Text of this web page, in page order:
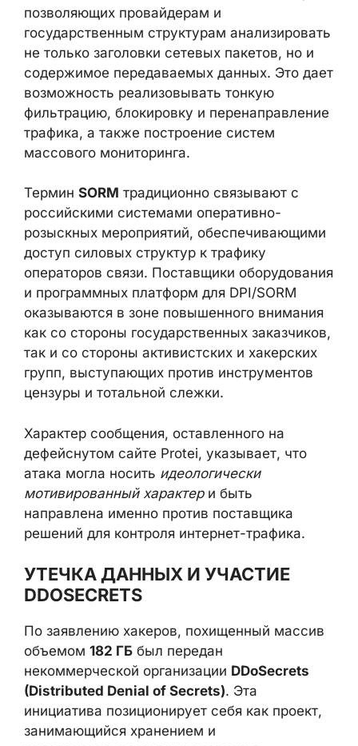
DPI (Deep Packet Inspection, глубокая
инспекция пакетов) — класс технологий,
позволяющих провайдерам и
государственным структурам
анализировать не только заголовки
сетевых пакетов, но и содержимое
передаваемых данных. Это дает
возможность реализовывать тонкую
перенаправление трафика, а также
построение систем массового
мониторинга.
ТерминSORMтрадиционно связывают с
российскими системами оперативно-
розыскных мероприятий,
обеспечивающими доступ силовых
структур к трафику операторов связи.
Поставщики оборудования и программных
платформ для DPI/SORM оказываются в
стороны государственных заказчиков, так и
со стороны активистских и хакерских
групп, выступающих против инструментов
цензуры и тотальной слежки.
Характер сообщения, оставленного на
атака могла носитьидеологически
мотивированный характер
решений для контроля интернет-трафика.
УТЕЧКА ДАННЫХ И УЧАСТИЕ
DDOSECRETS
По заявлению хакеров, похищенный